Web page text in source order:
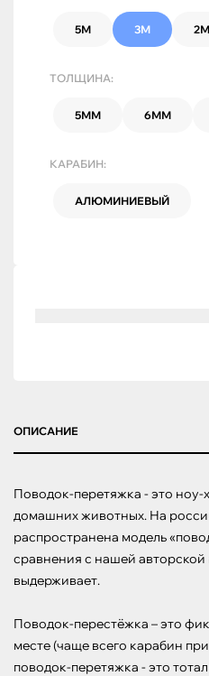
5М 3М 2М
ТОЛЩИНА:
5ММ 6ММ
КАРАБИН:
АЛЮМИНИЕВЫЙ
ОПИСАНИЕ
Поводок-перетяжка - это ноу-
домашних животных. На
распространена модель
сравнения с нашей
выдерживает.
Поводок-перестёжка – это
месте (чаще всего карабин
поводок-перетяжка - это